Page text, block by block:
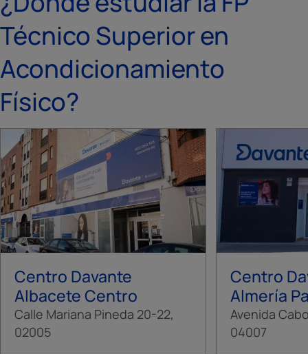
Técnico Superior en
Acondicionamiento
Físico?
Centro Davante
Albacete Centro
Calle Mariana Pineda 20-22,
02005
Centro
Almería
Avenida
04007